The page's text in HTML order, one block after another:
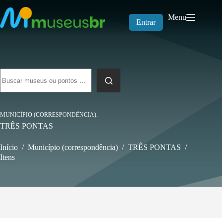
para
o
conteúdo
Entrar
Menu
resultados
MUNICÍPIO (CORRESPONDÊNCIA)
TRÊS PONTAS
Início / Município (correspondência) / TRÊS PONTAS /
Itens